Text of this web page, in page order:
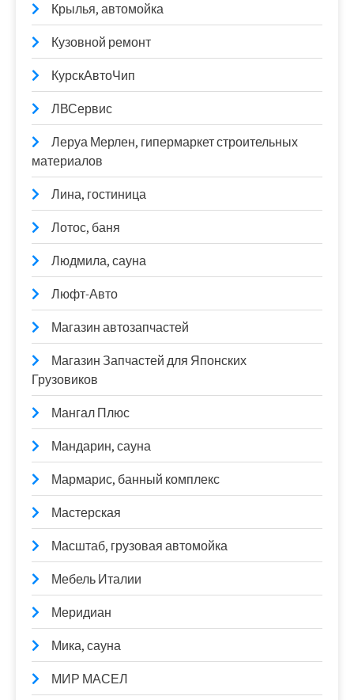
Крылья, автомойка
Кузовной ремонт
КурскАвтоЧип
ЛВСервис
Леруа Мерлен, гипермаркет строительных
материалов
Лина, гостиница
Лотос, баня
Людмила, сауна
Люфт-Авто
Магазин автозапчастей
Магазин Запчастей для Японских
Грузовиков
Мангал Плюс
Мандарин, сауна
Мармарис, банный комплекс
Мастерская
Масштаб, грузовая автомойка
Мебель Италии
Меридиан
Мика, сауна
МИР МАСЕЛ